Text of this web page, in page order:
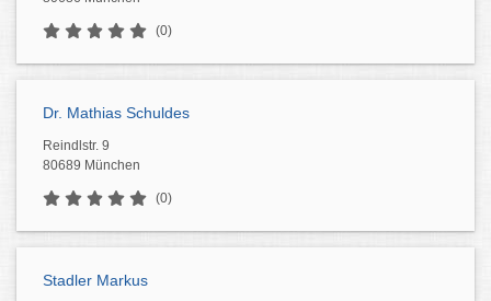
(0)
Dr. Mathias Schuldes
Reindlstr. 9
80689 München
(0)
Stadler Markus